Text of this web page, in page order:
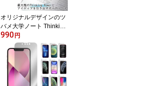
オリジナルデザインのツ
バメ大学ノート Thinking
Power Notebook お試し
セットC 中性紙フールス
高品質 4種類ノートセッ
990円